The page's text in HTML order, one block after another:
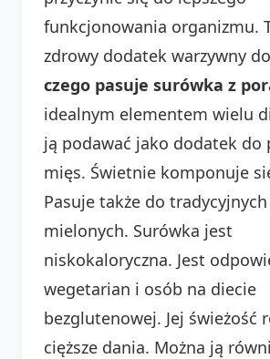
funkcjonowania organizmu.
zdrowy dodatek warzywny
czego pasuje surówka z
idealnym elementem wielu
ją podawać jako dodatek do
mięs. Świetnie komponuje
Pasuje także do
mielonych. Surówka jest
niskokaloryczna. Jest
wegetarian i osób na diecie
bezglutenowej. Jej świeżość
cięższe dania. Można ją